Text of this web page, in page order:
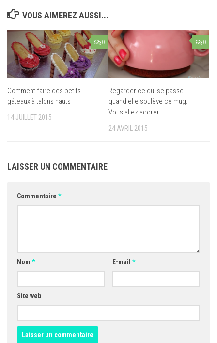
VOUS AIMEREZ AUSSI...
0
Comment faire des petits
gâteaux à talons hauts
14 JUILLET 2015
0
Regarder ce qui se passe
quand elle soulève ce mug.
Vous allez adorer
24 AVRIL 2015
LAISSER UN COMMENTAIRE
Commentaire *
Nom * E-mail *
Site web